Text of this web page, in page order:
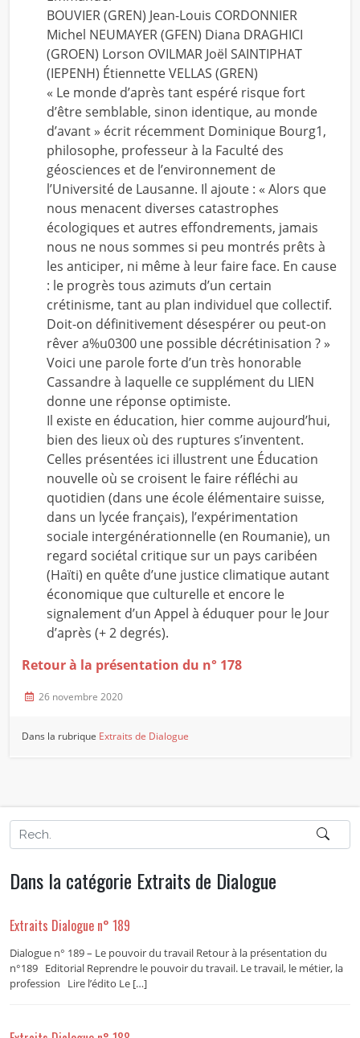
BOUVIER (GREN) Jean-Louis CORDONNIER
Michel NEUMAYER (GFEN) Diana DRAGHICI
(GROEN) Lorson OVILMAR Joël SAINTIPHAT
(IEPENH) Étiennette VELLAS (GREN)
« Le monde d’après tant espéré risque fort
d’être semblable, sinon identique, au monde
d’avant » écrit récemment Dominique Bourg1,
philosophe, professeur à la Faculté des
géosciences et de l’environnement de
l’Université de Lausanne. Il ajoute : « Alors que
nous menacent diverses catastrophes
écologiques et autres effondrements, jamais
nous ne nous sommes si peu montrés prêts à
les anticiper, ni même à leur faire face. En cause
: le progrès tous azimuts d’un certain
crétinisme, tant au plan individuel que collectif.
Doit-on définitivement désespérer ou peut-on
rêver a%u0300 une possible décrétinisation ? »
Voici une parole forte d’un très honorable
Cassandre à laquelle ce supplément du LIEN
donne une réponse optimiste.
Il existe en éducation, hier comme aujourd’hui,
bien des lieux où des ruptures s’inventent.
Celles présentées ici illustrent une Éducation
nouvelle où se croisent le faire réfléchi au
quotidien (dans une école élémentaire suisse,
dans un lycée français), l’expérimentation
sociale intergénérationnelle (en Roumanie), un
regard sociétal critique sur un pays caribéen
(Haïti) en quête d’une justice climatique autant
économique que culturelle et encore le
signalement d’un Appel à éduquer pour le Jour
d’après (+ 2 degrés).
Retour à la présentation du n° 178
26 novembre 2020
Dans la rubrique Extraits de Dialogue
Dans la catégorie Extraits de Dialogue
Extraits Dialogue n° 189
Dialogue n° 189 – Le pouvoir du travail Retour à la présentation du
n°189 Editorial Reprendre le pouvoir du travail. Le travail, le métier, la
profession Lire l’édito Le […]